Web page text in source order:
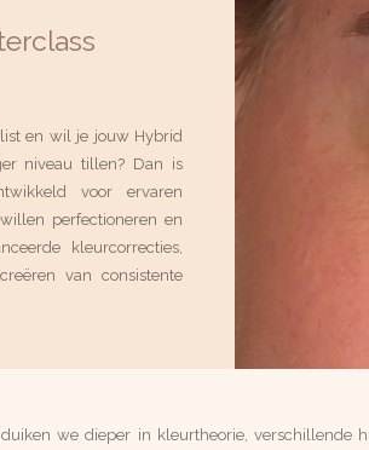
en wil je jouw Hybrid
niveau tillen? Dan is
voor ervaren
perfectioneren en
kleurcorrecties,
van consistente
we dieper in kleurtheorie, verschillende